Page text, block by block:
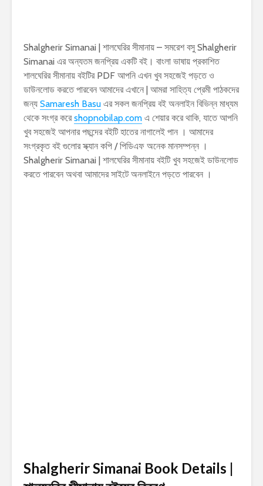
Shalgherir Simanai | শালঘেরির সীমানায় – সমরেশ বসু Shalgherir
Simanai এর অন্যতম জনপ্রিয় একটি বই। বাংলা ভাষায় প্রকাশিত
শালঘেরির সীমানায় বইটির PDF আপনি এখন খুব সহজেই পড়তে ও
ডাউনলোড করতে পারবেন আমাদের এখানে | আমরা সাহিত্য প্রেমী পাঠকদের
জন্য Samaresh Basu এর সকল জনপ্রিয় বই অনলাইন বিভিন্ন মাধ্যম
থেকে সংগ্র করেshopnobilap.com এ শেয়ার করে থাকি, যাতে আপনি
খুব সহজেই আপনার পছন্দের বইটি হাতের নাগালেই পান । আমাদের
সংগ্রকৃত বই গুলোর স্ক্যান কপি / পিডিএফ অনেক মানসম্পন্ন ।
Shalgherir Simanai | শালঘেরির সীমানায় বইটি খুব সহজেই ডাউনলোড
করতে পারবেন অথবা আমাদের সাইটে অনলাইনে পড়তে পারবেন ।
Shalgherir Simanai Book Details |